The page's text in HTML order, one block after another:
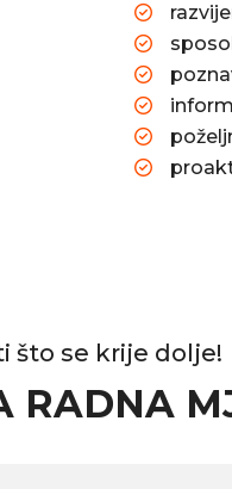
što se krije dolje!
RADNA